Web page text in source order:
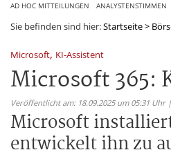
AD HOC MITTEILUNGEN ANALYSTENSTIMMEN
Sie befinden sind hier:Startseite>
Microsoft, KI-Assistent
Microsoft
Veröffentlicht am: 18.09.2025 um 05:31
Microsoft
entwickelt ihn zu